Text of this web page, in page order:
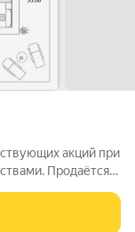
акций при
Продаётся
этажном доме, в